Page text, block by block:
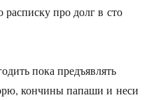
про долг в сто
пока предъявлять
кончины папаши и неси